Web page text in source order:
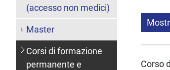
Corso
(accesso non medici)
Master
Corsi di formazione
permanente e